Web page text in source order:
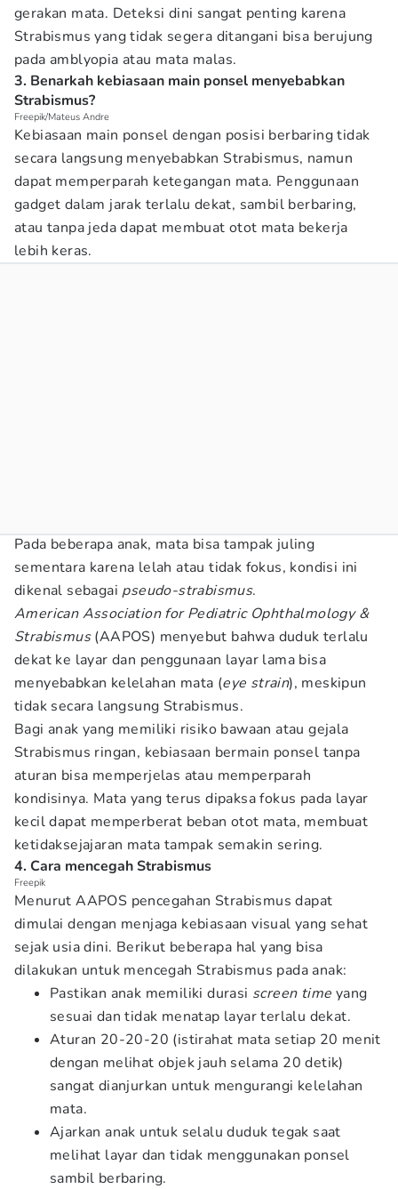
gerakan mata. Deteksi dini sangat penting karena
Strabismus yang tidak segera ditangani bisa berujung
pada amblyopia atau mata malas.
3. Benarkah kebiasaan main ponsel menyebabkan
Strabismus?
Freepik/Mateus Andre
Kebiasaan main ponsel dengan posisi berbaring tidak
secara langsung menyebabkan Strabismus, namun
dapat memperparah ketegangan mata. Penggunaan
gadget dalam jarak terlalu dekat, sambil berbaring,
atau tanpa jeda dapat membuat otot mata bekerja
lebih keras.
Pada beberapa anak, mata bisa tampak juling
sementara karena lelah atau tidak fokus, kondisi ini
dikenal sebagai pseudo-strabismus.
American Association for Pediatric Ophthalmology &
Strabismus(AAPOS) menyebut bahwa duduk terlalu
dekat ke layar dan penggunaan layar lama bisa
menyebabkan kelelahan mata (eye strain), meskipun
tidak secara langsung Strabismus.
Bagi anak yang memiliki risiko bawaan atau gejala
Strabismus ringan, kebiasaan bermain ponsel tanpa
aturan bisa memperjelas atau memperparah
kondisinya. Mata yang terus dipaksa fokus pada layar
kecil dapat memperberat beban otot mata, membuat
ketidaksejajaran mata tampak semakin sering.
4. Cara mencegah Strabismus
Freepik
Menurut AAPOS pencegahan Strabismus dapat
dimulai dengan menjaga kebiasaan visual yang sehat
sejak usia dini. Berikut beberapa hal yang bisa
dilakukan untuk mencegah Strabismus pada anak:
Pastikan anak memiliki durasi screen time yang
sesuai dan tidak menatap layar terlalu dekat.
Aturan 20-20-20 (istirahat mata setiap 20 menit
dengan melihat objek jauh selama 20 detik)
sangat dianjurkan untuk mengurangi kelelahan
mata.
Ajarkan anak untuk selalu duduk tegak saat
melihat layar dan tidak menggunakan ponsel
sambil berbaring.